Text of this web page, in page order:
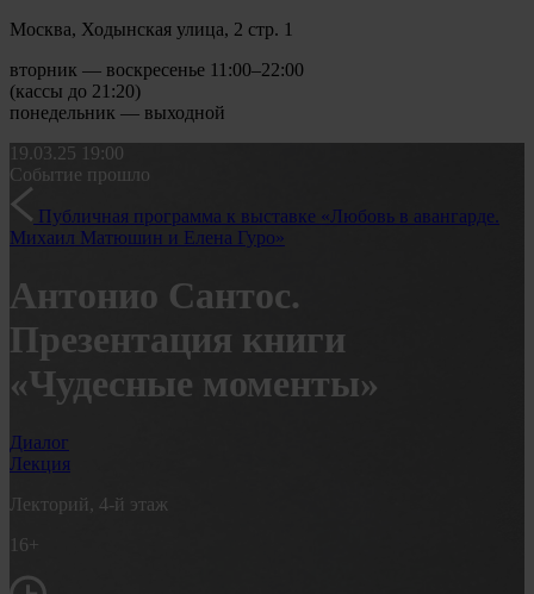
Москва, Ходынская улица, 2 стр. 1
вторник — воскресенье 11:00–22:00
(кассы до 21:20)
понедельник — выходной
19.03.25 19:00
Событие прошло
Публичная программа к выставке «Любовь в авангарде.
Михаил Матюшин и Елена Гуро»
Антонио Сантос.
Презентация книги
«Чудесные моменты»
Диалог
Лекция
Лекторий, 4-й этаж
16+